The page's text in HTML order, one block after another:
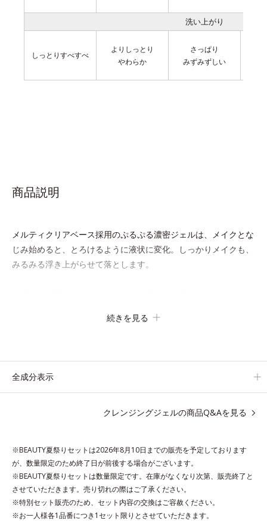
洗い上がり
しっとりすべすべ
よりしっとり
やわらか
さっぱり
みずみずしい
商品説明
メルティクリアベース採用のぷるぷる濃密ジェルは、メイクとな
じみ始めると、とろけるように液状に変化。しっかりメイクも、
みるみる浮き上がらせて落とします。
OKなので、お風呂場でもお使いいただけます。
各商品の詳しい情報は商品ページをご覧ください。
●無油分、無香料、無着色 ●ヒアルロン酸ナトリウム、マリンコラー
ゲン、ローヤルゼリーエキス配合＝保湿成分●グリチルリチン酸ジカ
リウム配合＝肌をすこやかに整える成分●植物性洗浄成分（ヤシ油由
来）配合●アルコールフリー●弱酸性
※アレルギーテスト済＝全ての方にアレルギーが起こらないという
続きを見る
全成分表示
クレンジングジェルの商品Q&Aを見る
※BEAUTY夏祭りセットは2026年8月10日までの販売を予定しております
が、数量限定のため終了日が前後する場合がございます。
※BEAUTY夏祭りセットは数量限定です。在庫がなくなり次第、販売終了と
させていただきます。売り切れの際はご了承ください。
※特別セット販売のため、セット内容の交換はご容赦ください。
※お一人様各1品番につき1セット限りとさせていただきます。